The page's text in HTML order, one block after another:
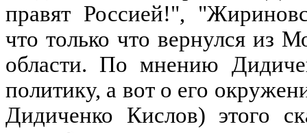
правят Россией!",
что только что вернулся из
области. По мнению
политику, а вот о его
Дидиченко Кислов) этого